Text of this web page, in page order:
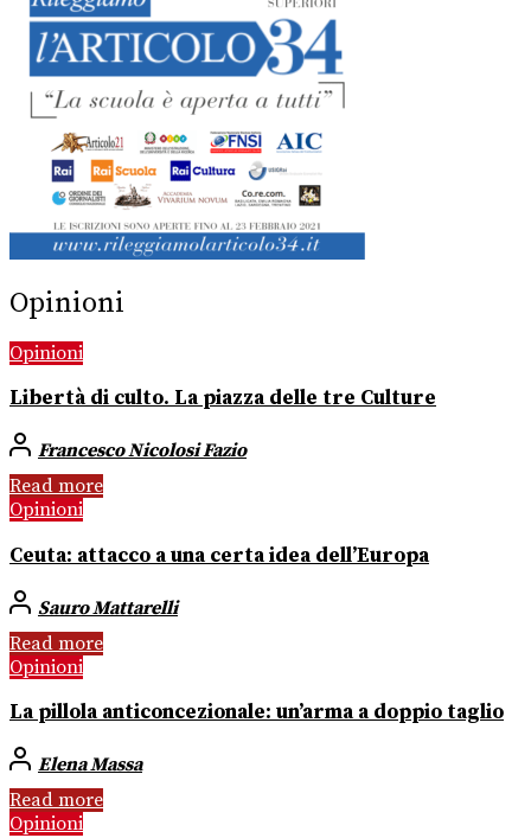
Opinioni
Opinioni
Libertà di culto. La piazza delle tre Culture
Francesco Nicolosi Fazio
Read more
Opinioni
Ceuta: attacco a una certa idea dell’Europa
Sauro Mattarelli
Read more
Opinioni
La pillola anticoncezionale: un’arma a doppio taglio
Elena Massa
Read more
Opinioni